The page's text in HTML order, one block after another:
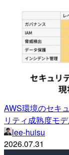
AWS環境のセキ
リティ成熟度モ
lee-huisu
2026.07.31